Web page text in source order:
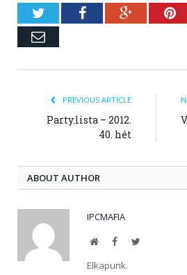
TwitterFacebookGoogle+
Email
PREVIOUS ARTICLE
Party.lista – 2012.
40. hét
ABOUT AUTHOR
IPCMAFIA
WebsiteFacebookTwitter
Elkapunk.